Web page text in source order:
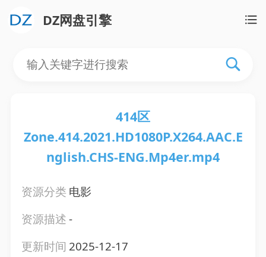
DZ网盘引擎
414区
Zone.414.2021.HD1080P.X264.AAC.E
nglish.CHS-ENG.Mp4er.mp4
资源分类 电影
资源描述-
更新时间 2025-12-17